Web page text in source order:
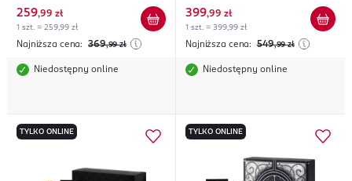
259,99 zł
1 szt. = 259,99 zł
Najniższa cena: 369,99 zł
Niedostępny online
399,99 zł
1 szt. = 399,99 zł
Najniższa cena: 549,99 zł
Niedostępny online
TYLKO ONLINE TYLKO ONLINE